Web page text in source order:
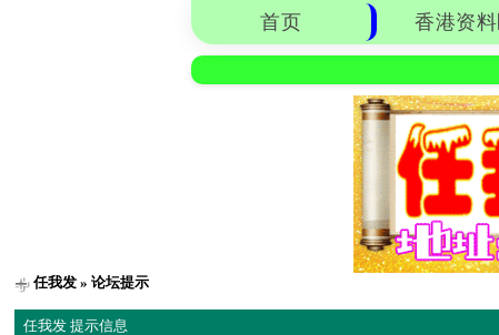
首页 香港资料
任我发 » 论坛提示
任我发 提示信息